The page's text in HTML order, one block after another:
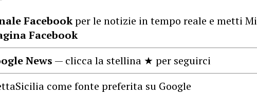
Facebookper le notizie in tempo reale e metti Mi
Facebook
News — clicca la stellina ★ per seguirci
come fonte preferita su Google